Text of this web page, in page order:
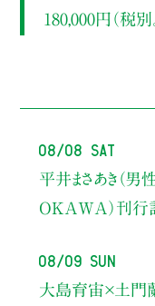
180,000円（税別
08/08 Sat
平井まさあき（男
OKAWA）刊行
08/09 Sun
大島育宙×土門